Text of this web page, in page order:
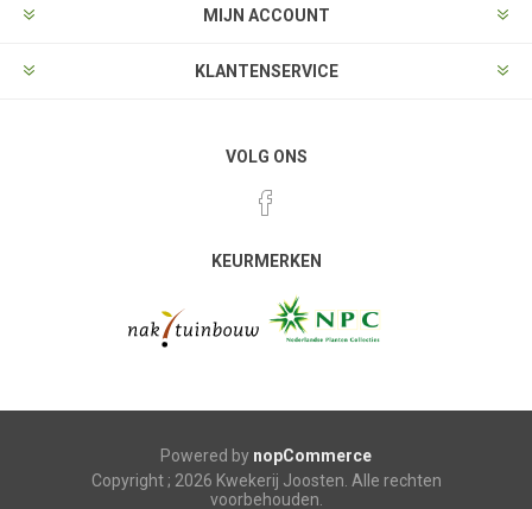
MIJN ACCOUNT
KLANTENSERVICE
VOLG ONS
KEURMERKEN
Powered by nopCommerce
Copyright ; 2026 Kwekerij Joosten. Alle rechten
voorbehouden.